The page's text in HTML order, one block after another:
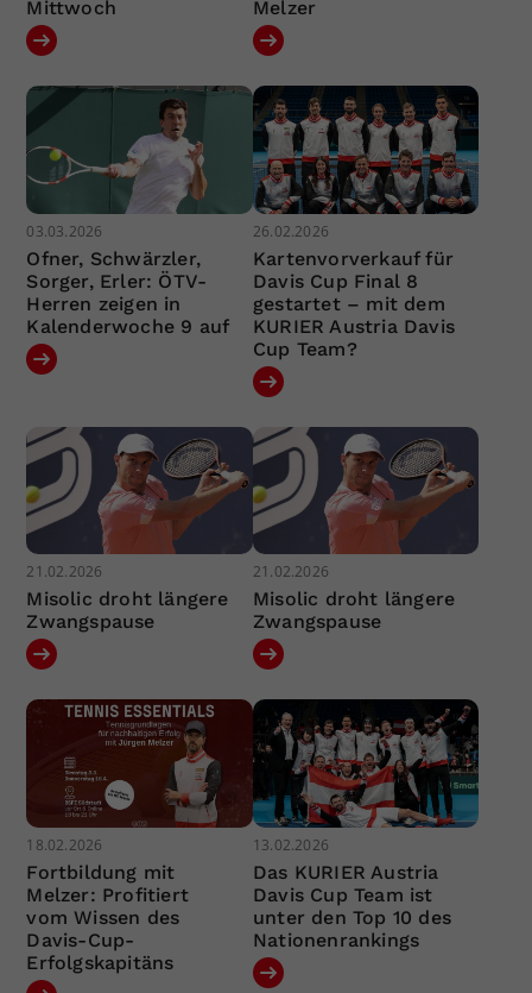
Mittwoch Melzer
03.03.2026
Ofner, Schwärzler,
Sorger, Erler: ÖTV-
Herren zeigen in
Kalenderwoche 9 auf
26.02.2026
Kartenvorverkauf für
Davis Cup Final 8
gestartet – mit dem
KURIER Austria Davis
Cup Team?
21.02.2026
Misolic droht längere
Zwangspause
21.02.2026
Misolic droht längere
Zwangspause
18.02.2026
Fortbildung mit
Melzer: Profitiert
vom Wissen des
Davis-Cup-
Erfolgskapitäns
13.02.2026
Das KURIER Austria
Davis Cup Team ist
unter den Top 10 des
Nationenrankings